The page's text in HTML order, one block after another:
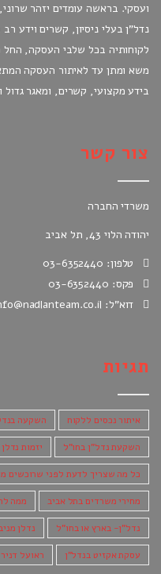
ועסקי. בראשה עומדים יזהר שרוני,
נדל"ן בעלי ניסיון, קשרים וידע
לקוחותיה בכל שלבי העסקה, החל
משא ומתן עד לאיתור העסקה
בידע מקצועי, קשרים, ומאגר
צור קשר
משרדי החברה
יהודה הלוי 43, תל אביב
טלפון: 03-6352440
פקס: 03-6352440
דוא"ל: info@nadlanteam.co.il
תגיות
איתור נכסים ללקוח השקעה
השקעת נדל"ן בחו"ל יזמות נדלן
כל מה שצריך לדעת לפני שרוכשים
מחירי משרדים בתל אביב ממה
נדל"ן- בארץ או בחו"ל נדלן
עסקת אקזיט בנדל"ן ראועל דניר